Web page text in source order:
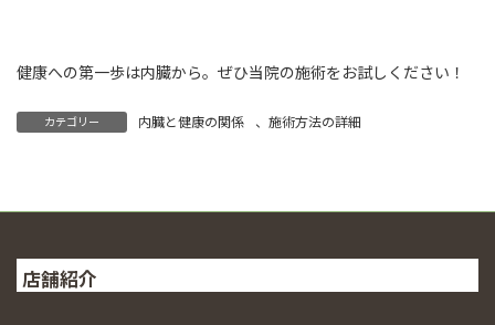
健康への第一歩は内臓から。ぜひ当院の施術をお試しください！
カテゴリー 内臓と健康の関係 、 施術方法の詳細
店舗紹介